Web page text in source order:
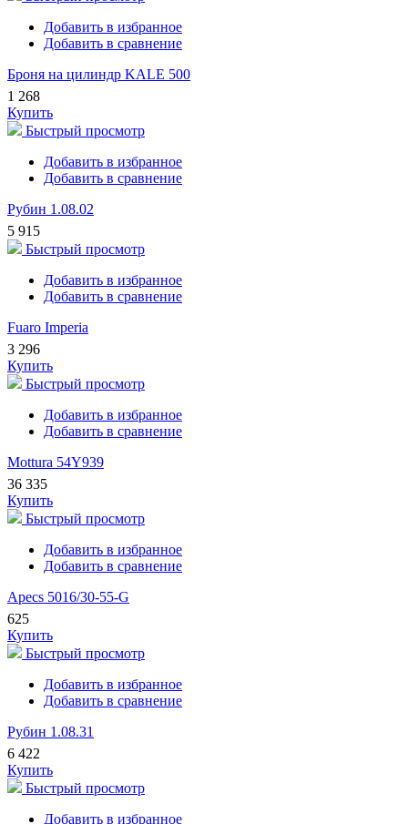
Добавить в избранное
Добавить в сравнение
Броня на цилиндр KALE 500
1 268
Купить
Быстрый просмотр
Добавить в избранное
Добавить в сравнение
Рубин 1.08.02
5 915
Быстрый просмотр
Добавить в избранное
Добавить в сравнение
Fuaro Imperia
3 296
Купить
Быстрый просмотр
Добавить в избранное
Добавить в сравнение
Mottura 54Y939
36 335
Купить
Быстрый просмотр
Добавить в избранное
Добавить в сравнение
Apecs 5016/30-55-G
625
Купить
Быстрый просмотр
Добавить в избранное
Добавить в сравнение
Рубин 1.08.31
6 422
Купить
Быстрый просмотр
Добавить в избранное